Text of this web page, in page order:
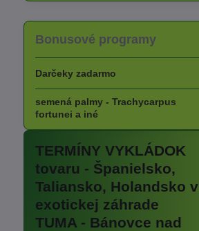
Bonusové programy
Darčeky zadarmo
semená palmy - Trachycarpus
fortunei a iné
TERMÍNY VYKLÁDOK
tovaru - Španielsko,
Taliansko, Holandsko v
exotickej záhrade
TUMA - Bánovce nad